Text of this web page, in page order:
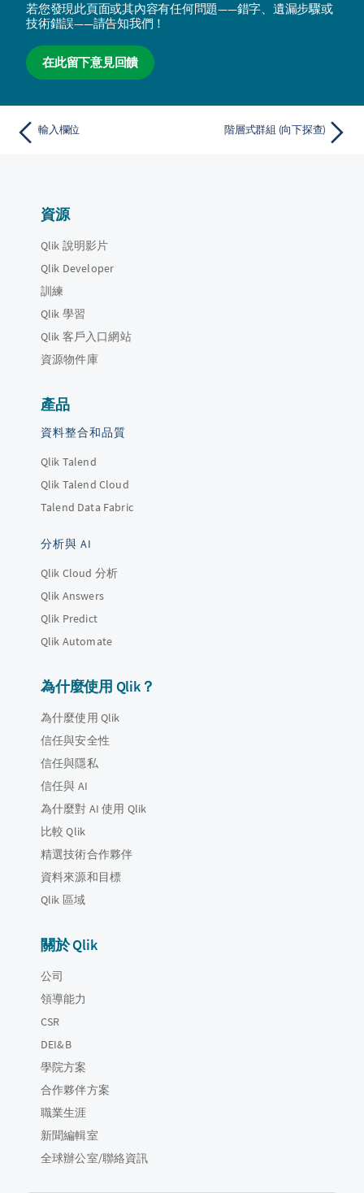
若您發現此頁面或其內容有任何問題——錯字、遺漏步驟或
技術錯誤——請告知我們！
在此留下意見回饋
輸入欄位 階層式群組 (向下探查)
資源
Qlik 說明影片
Qlik Developer
訓練
Qlik 學習
Qlik 客戶入口網站
資源物件庫
產品
資料整合和品質
Qlik Talend
Qlik Talend Cloud
Talend Data Fabric
分析與 AI
Qlik Cloud 分析
Qlik Answers
Qlik Predict
Qlik Automate
為什麼使用 Qlik？
為什麼使用 Qlik
信任與安全性
信任與隱私
信任與 AI
為什麼對 AI 使用 Qlik
比較 Qlik
精選技術合作夥伴
資料來源和目標
Qlik 區域
關於 Qlik
公司
領導能力
CSR
DEI&B
學院方案
合作夥伴方案
職業生涯
新聞編輯室
全球辦公室/聯絡資訊